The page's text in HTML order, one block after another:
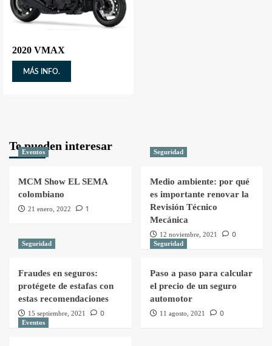
2020 VMAX
MÁS INFO.
Te pueden interesar
Eventos
MCM Show EL SEMA
colombiano
21 enero, 2022 1
Seguridad
Medio ambiente: por qué
es importante renovar la
Revisión Técnico
Mecánica
12 noviembre, 2021 0
Seguridad
Fraudes en seguros:
protégete de estafas con
estas recomendaciones
15 septiembre, 2021 0
Seguridad
Paso a paso para calcular
el precio de un seguro
automotor
11 agosto, 2021 0
Eventos